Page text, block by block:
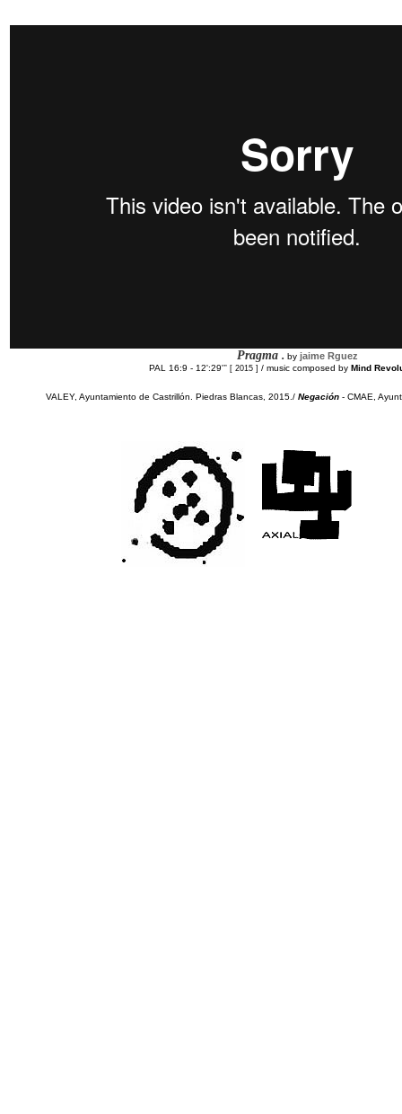
Pragma . by jaime Rguez
PAL 16:9 - 12':29'’’ [ 2015 ] / music composed by Mind
VALEY, Ayuntamiento de Castrillón. Piedras Blancas, 2015./ Negación - CMAE,